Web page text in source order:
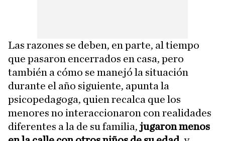
Las razones se deben, en parte, al tiempo
que pasaron encerrados en casa, pero
también a cómo se manejó la situación
durante el año siguiente, apunta la
psicopedagoga, quien recalca que los
menores no interaccionaron con realidades
diferentes a la de su familia, jugaron menos